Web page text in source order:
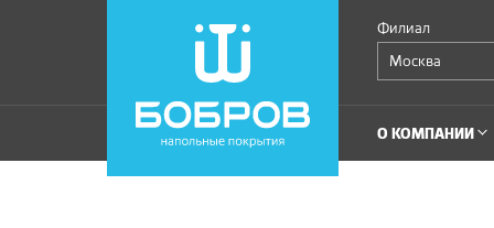
Филиал
Москва
О КОМПАНИИ